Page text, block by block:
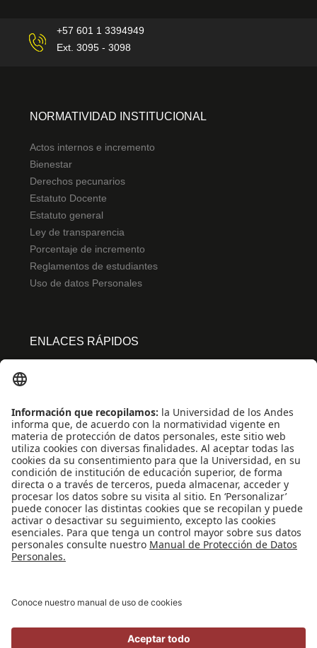
+57 601 1 3394949
Ext. 3095 - 3098
NORMATIVIDAD INSTITUCIONAL
Actos internos e incremento
Bienestar
Derechos pecunarios
Estatuto Docente
Estatuto general
Ley de transparencia
Porcentaje de incremento
Reglamentos de estudiantes
Uso de datos Personales
ENLACES RÁPIDOS
Convivencia y transparencia
Emergencias: Extensión 0000
Eventos destacados
Mapa del Sitio
Multimedia
Noticias
Preguntas frecuentes